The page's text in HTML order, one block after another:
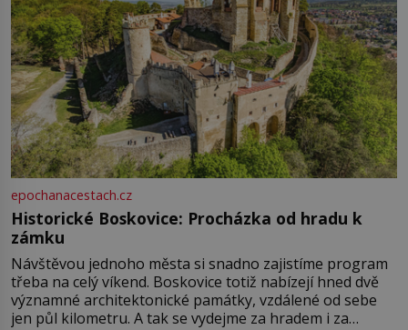
epochanacestach.cz
Historické Boskovice: Procházka od hradu k
zámku
Návštěvou jednoho města si snadno zajistíme program
třeba na celý víkend. Boskovice totiž nabízejí hned dvě
významné architektonické památky, vzdálené od sebe
jen půl kilometru. A tak se vydejme za hradem i za